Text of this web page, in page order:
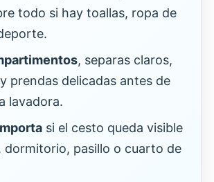
todo si hay toallas, ropa de
, separas claros,
prendas delicadas antes de
lavadora.
si el cesto queda visible
dormitorio, pasillo o cuarto de